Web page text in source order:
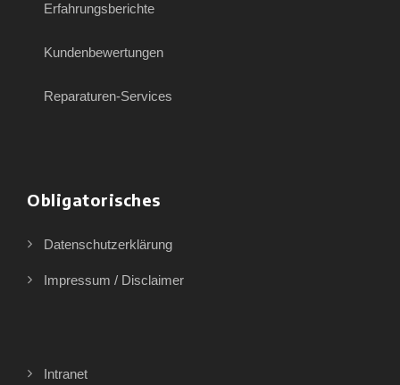
Erfahrungsberichte
Kundenbewertungen
Reparaturen-Services
Obligatorisches
Datenschutzerklärung
Impressum / Disclaimer
Intranet